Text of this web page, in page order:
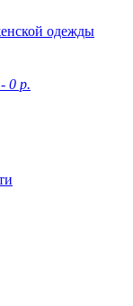
одежды
0 р.